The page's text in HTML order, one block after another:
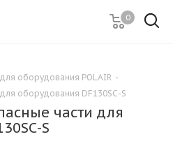
0
оборудования POLAIR -
оборудования DF130SС-S
части для
S